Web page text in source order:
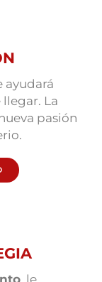
ayudará
La
pasión